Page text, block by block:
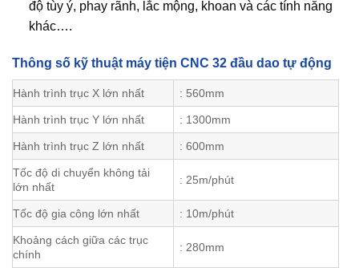
độ tùy ý, phay rãnh, lắc mộng, khoan và các tính năng
khác….
Thông số kỹ thuật máy tiện CNC 32 đầu dao tự động
Hành trình trục X lớn nhất : 560mm
Hành trình trục Y lớn nhất : 1300mm
Hành trình trục Z lớn nhất : 600mm
Tốc độ di chuyển không tải
lớn nhất
: 25m/phút
Tốc độ gia công lớn nhất : 10m/phút
Khoảng cách giữa các trục
chính
: 280mm